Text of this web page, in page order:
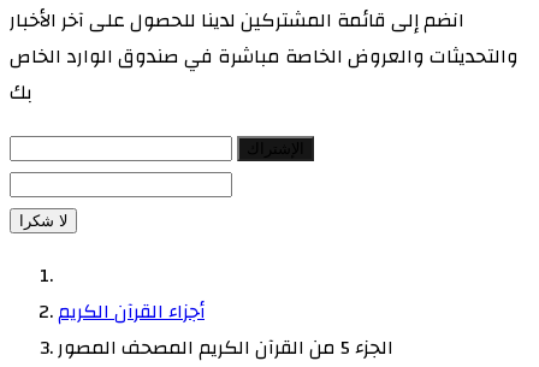
انضم إلى قائمة المشتركين لدينا للحصول على آخر الأخبار
والتحديثات والعروض الخاصة مباشرة في صندوق الوارد الخاص
بك
لا شكرا
أجزاء القرآن الكريم
الجزء 5 من القرآن الكريم المصحف المصور